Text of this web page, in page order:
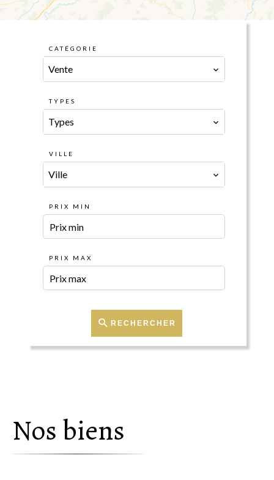
CATÉGORIE
Vente
TYPES
Types
VILLE
Ville
PRIX MIN
PRIX MAX
RECHERCHER
Nos biens